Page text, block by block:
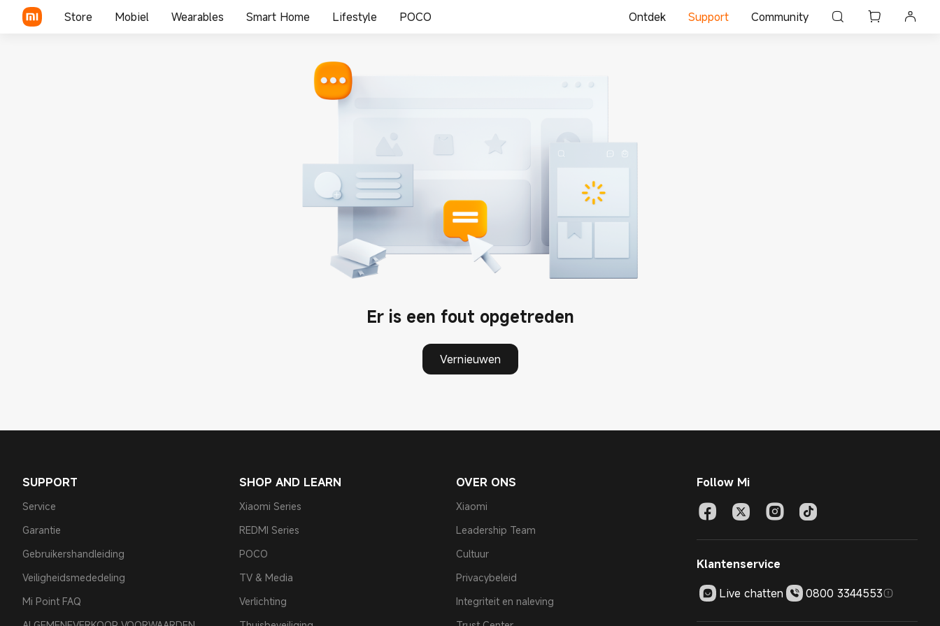
Store Mobiel Wearables Smart Home Lifestyle POCO Ontdek Support Community
Er is een fout opgetreden
Vernieuwen
SUPPORT
Service
Garantie
Gebruikershandleiding
Veiligheidsmededeling
Mi Point FAQ
SHOP AND LEARN
Xiaomi Series
REDMI Series
POCO
TV & Media
Verlichting
OVER ONS
Xiaomi
Leadership Team
Cultuur
Privacybeleid
Integriteit en naleving
Follow Mi
Klantenservice
Live chatten
0800 3344553